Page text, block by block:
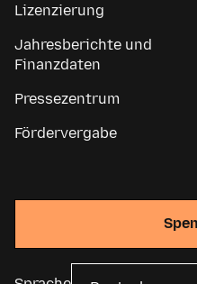
Lizenzierung
Jahresberichte und
Finanzdaten
Pressezentrum
Fördervergabe